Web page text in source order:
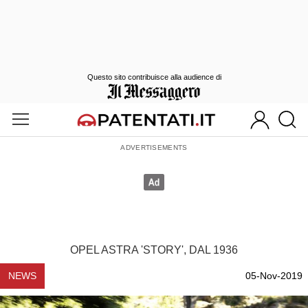
OPEL ASTRA 'STORY', DAL 1936
NEWS 05-Nov-2019
Questo sito contribuisce alla audience di